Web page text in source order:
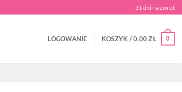
31 dni na zwrot
LOGOWANIE KOSZYK /0,00ZŁ 0